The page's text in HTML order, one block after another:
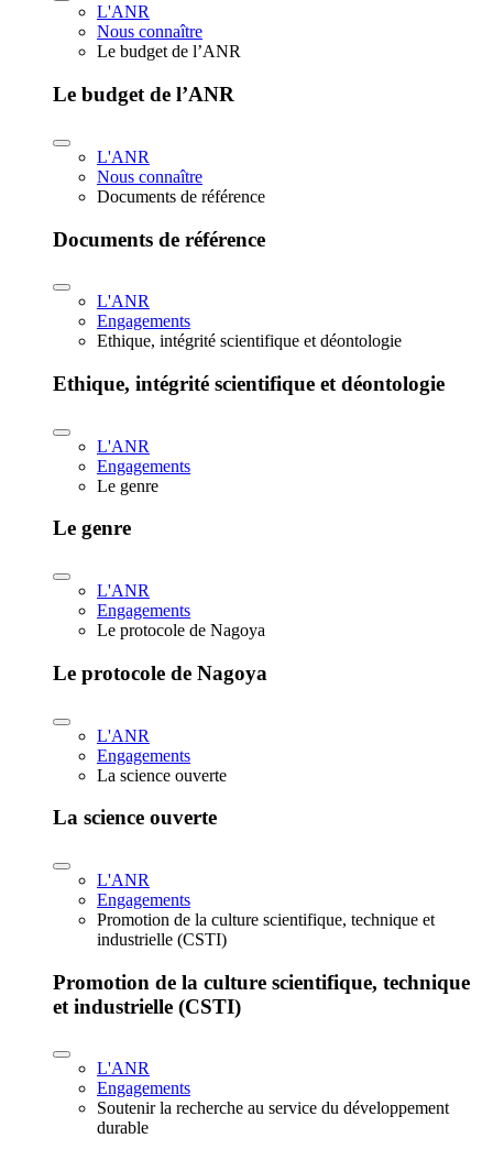
L'ANR
Nous connaître
Le budget de l’ANR
Le budget de l’ANR
L'ANR
Nous connaître
Documents de référence
Documents de référence
L'ANR
Engagements
Ethique, intégrité scientifique et déontologie
Ethique, intégrité scientifique et déontologie
L'ANR
Engagements
Le genre
Le genre
L'ANR
Engagements
Le protocole de Nagoya
Le protocole de Nagoya
L'ANR
Engagements
La science ouverte
La science ouverte
L'ANR
Engagements
Promotion de la culture scientifique, technique et
industrielle (CSTI)
Promotion de la culture scientifique, technique
et industrielle (CSTI)
L'ANR
Engagements
Soutenir la recherche au service du développement
durable